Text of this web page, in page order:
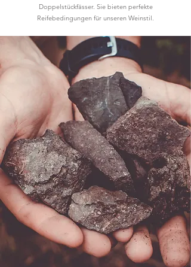
Doppelstückfässer. Sie bieten perfekte
Reifebedingungen für unseren Weinstil.